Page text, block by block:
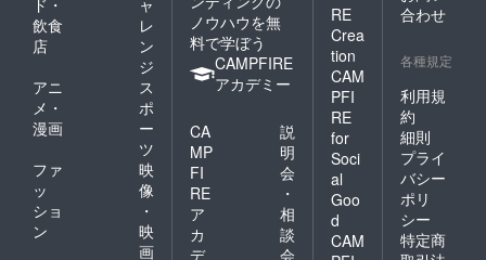
ド・
飲食
店
ャ
レ
ン
ジ
アニ
メ・
漫画
ス
ポ
ー
ツ
ファ
ッ
ショ
ン
映
像
・
映
画
ノウハウを無
料で学ぼう
CAMPFIRE
アカデミー
CA
MP
FI
RE
ア
カ
デ
説
明
会
・
相
談
会
RE
Crea
tion
CAM
PFI
RE
for
Soci
al
Goo
d
CAM
合わせ
各種規定
利用規
約
細則
プライ
バシー
ポリ
シー
特定商